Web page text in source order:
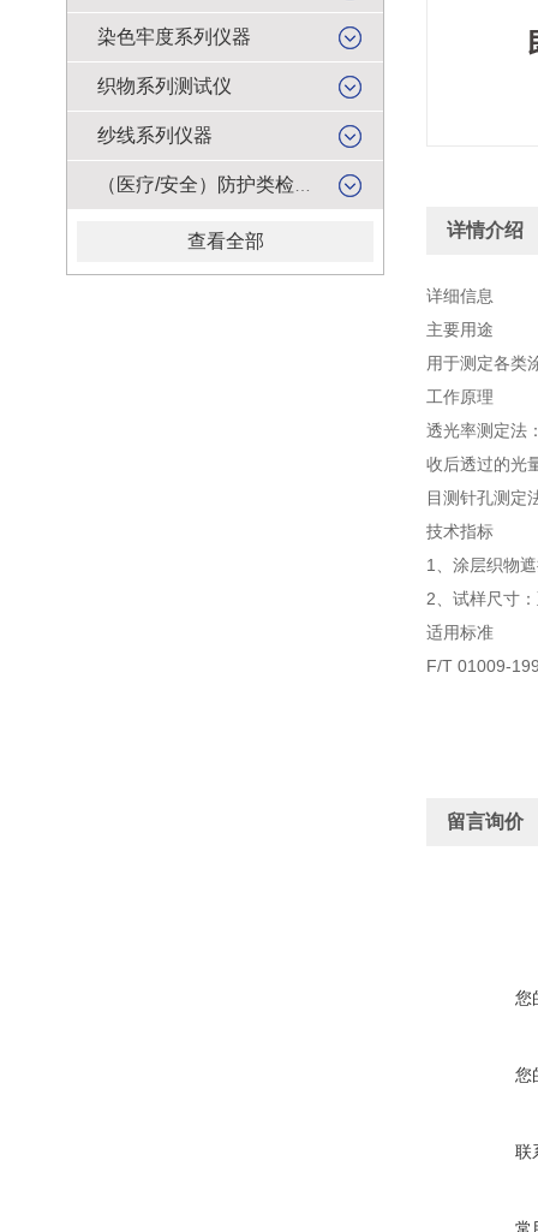
详情介绍
详细信息
主要用途
用于测定各类
工作原理
透光率测定法
收后透过的光
目测针孔测定
技术指标
1、涂层织物
2、试样尺寸
适用标准
F/T 01009-
留言询价
您
您
联
染色牢度系列仪器
织物系列测试仪
纱线系列仪器
查看全部